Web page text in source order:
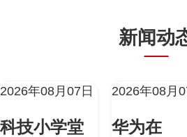
新闻动
2026年08月07日
科技小学堂
2026年08月
华为在